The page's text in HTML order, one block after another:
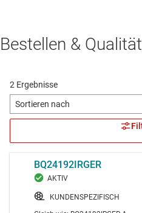
Bestellen & Qualität